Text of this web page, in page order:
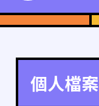
個人檔案